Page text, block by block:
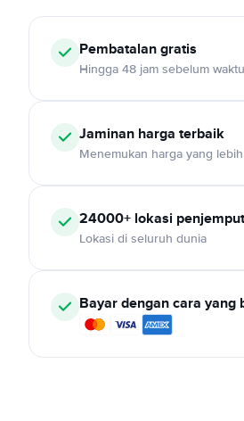
Pembatalan gratis
Hingga 48 jam sebelum
Jaminan harga terbaik
Menemukan harga yang
24000+ lokasi
Lokasi di seluruh dunia
Bayar dengan cara yang